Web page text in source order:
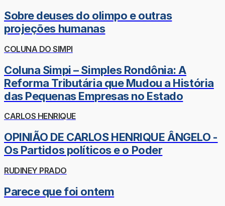
Sobre deuses do olimpo e outras
projeções humanas
COLUNA DO SIMPI
Coluna Simpi – Simples Rondônia: A
Reforma Tributária que Mudou a História
das Pequenas Empresas no Estado
CARLOS HENRIQUE
OPINIÃO DE CARLOS HENRIQUE ÂNGELO -
Os Partidos políticos e o Poder
RUDINEY PRADO
Parece que foi ontem